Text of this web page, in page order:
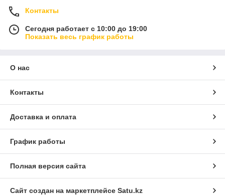
Контакты
Сегодня работает с 10:00 до 19:00
Показать весь график работы
О нас
Контакты
Доставка и оплата
График работы
Полная версия сайта
Сайт создан на маркетплейсе Satu.kz